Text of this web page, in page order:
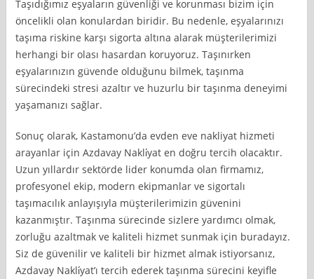
Taşıdığımız eşyaların güvenliği ve korunması bizim için
öncelikli olan konulardan biridir. Bu nedenle, eşyalarınızı
taşıma riskine karşı sigorta altına alarak müşterilerimizi
herhangi bir olası hasardan koruyoruz. Taşınırken
eşyalarınızın güvende olduğunu bilmek, taşınma
sürecindeki stresi azaltır ve huzurlu bir taşınma deneyimi
yaşamanızı sağlar.
Sonuç olarak, Kastamonu’da evden eve nakliyat hizmeti
arayanlar için Azdavay Nakli̇yat en doğru tercih olacaktır.
Uzun yıllardır sektörde lider konumda olan firmamız,
profesyonel ekip, modern ekipmanlar ve sigortalı
taşımacılık anlayışıyla müşterilerimizin güvenini
kazanmıştır. Taşınma sürecinde sizlere yardımcı olmak,
zorluğu azaltmak ve kaliteli hizmet sunmak için buradayız.
Siz de güvenilir ve kaliteli bir hizmet almak istiyorsanız,
Azdavay Nakli̇yat’ı tercih ederek taşınma sürecini keyifle